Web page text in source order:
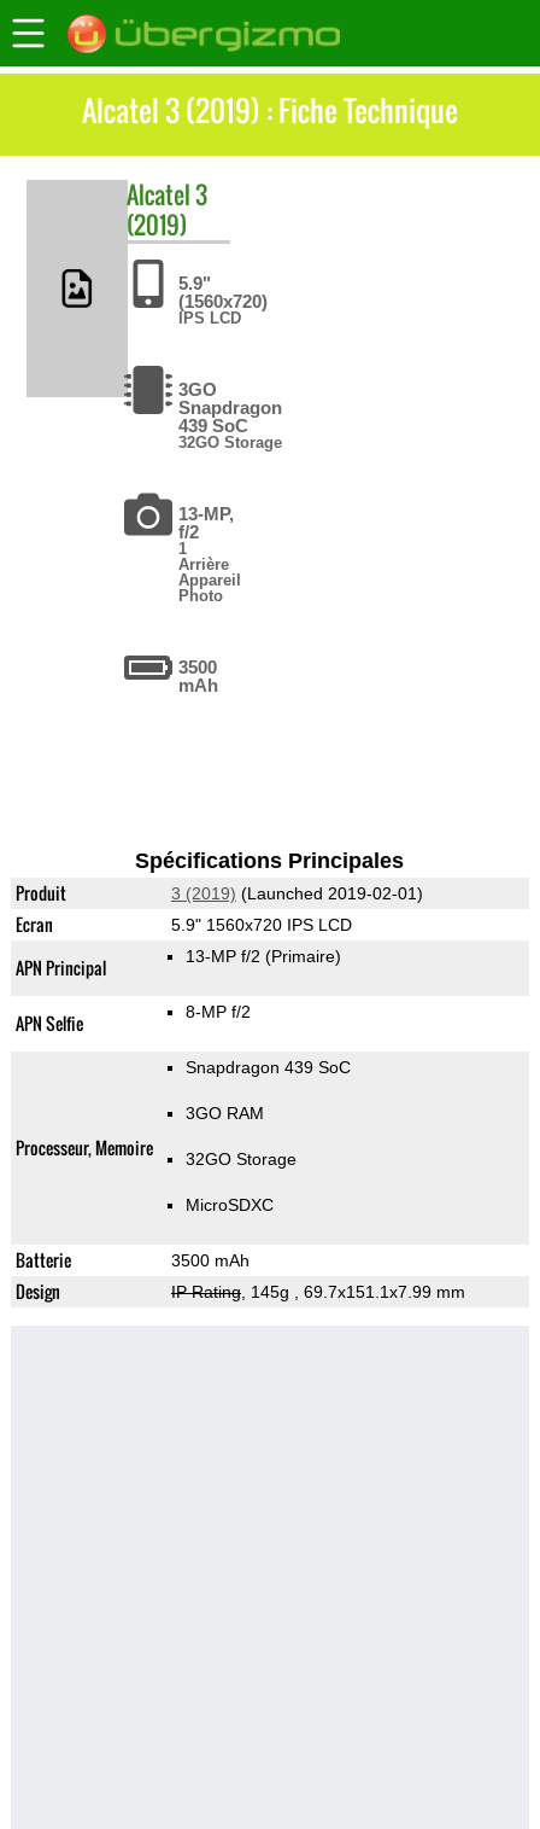
Alcatel 3 (2019) : Fiche Technique
Alcatel3
(2019)
5.9"
(1560x720)
IPS LCD
3GO
Snapdragon
439 SoC
32GO Storage
13-MP,
f/2
1
Arrière
Appareil
Photo
3500
mAh
Spécifications Principales
Produit 3 (2019) (Launched 2019-02-01)
Ecran 5.9" 1560x720 IPS LCD
APN Principal 13-MP f/2 (Primaire)
APN Selfie 8-MP f/2
Processeur, Memoire
Snapdragon 439 SoC
3GO RAM
32GO Storage
MicroSDXC
Batterie 3500 mAh
Design IP Rating, 145g , 69.7x151.1x7.99 mm